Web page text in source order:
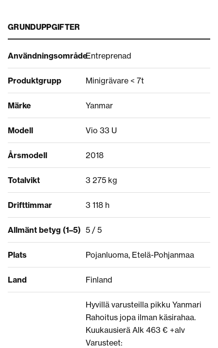
GRUNDUPPGIFTER
AnvändningsområdeEntreprenad
Produktgrupp Minigrävare < 7t
Märke Yanmar
Modell Vio 33 U
Årsmodell 2018
Totalvikt 3 275 kg
Drifttimmar 3 118 h
Allmänt betyg (1–5) 5 / 5
Plats Pojanluoma, Etelä-Pohjanmaa
Land Finland
Hyvillä varusteilla pikku Yanmari
Rahoitus jopa ilman käsirahaa.
Kuukausierä Alk 463 € +alv
Varusteet: